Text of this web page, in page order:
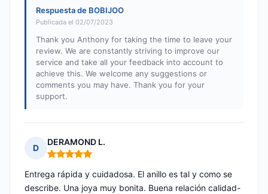
Respuesta de BOBIJOO
Publicada el 02/07/2023
Thank you Anthony for taking the time to leave your
review. We are constantly striving to improve our
service and take all your feedback into account to
achieve this. We welcome any suggestions or
comments you may have. Thank you for your
support.
D
DERAMOND L.
Nota: 5 de 5
Entrega rápida y cuidadosa. El anillo es tal y como se
describe. Una joya muy bonita. Buena relación calidad-